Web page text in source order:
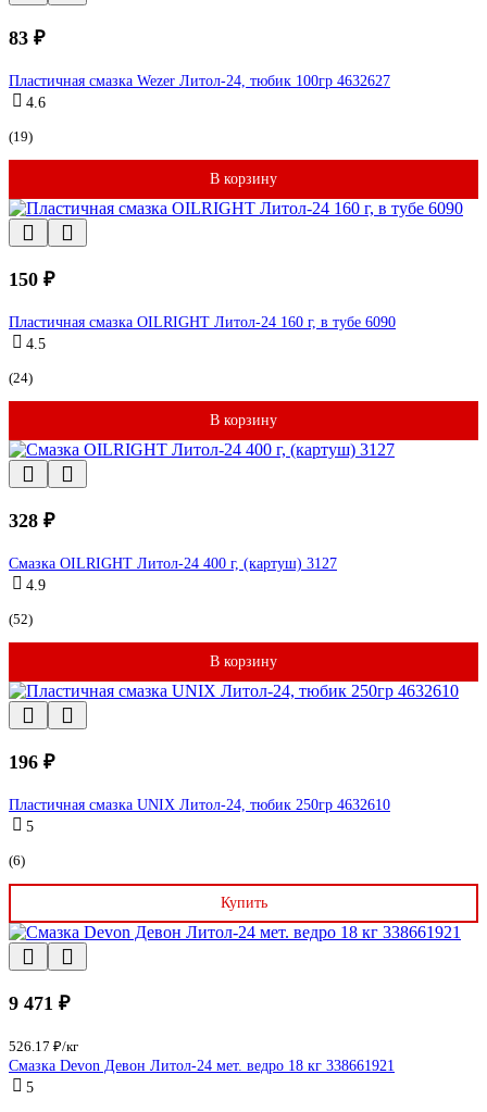
83 ₽
Пластичная смазка Wezer Литол-24, тюбик 100гр 4632627
4.6
(19)
В корзину
150 ₽
Пластичная смазка OILRIGHT Литол-24 160 г, в тубе 6090
4.5
(24)
В корзину
328 ₽
Смазка OILRIGHT Литол-24 400 г, (картуш) 3127
4.9
(52)
В корзину
196 ₽
Пластичная смазка UNIX Литол-24, тюбик 250гр 4632610
5
(6)
Купить
9 471 ₽
526.17 ₽/кг
Смазка Devon Девон Литол-24 мет. ведро 18 кг 338661921
5